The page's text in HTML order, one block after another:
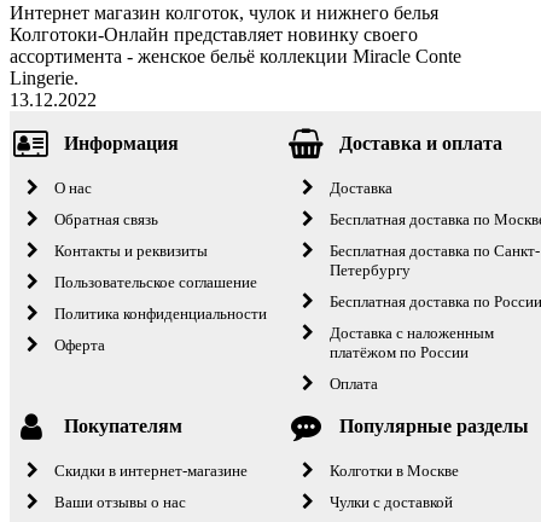
Интернет магазин колготок, чулок и нижнего белья
Колготоки-Онлайн представляет новинку своего
ассортимента - женское бельё коллекции Miracle Conte
Lingerie.
13.12.2022
Информация
О нас
Обратная связь
Контакты и реквизиты
Пользовательское соглашение
Политика конфиденциальности
Оферта
Доставка и оплата
Доставка
Бесплатная доставка по
Бесплатная доставка по Санкт-
Петербургу
Бесплатная доставка по
Доставка с наложенным
платёжом по России
Оплата
Покупателям
Скидки в интернет-магазине
Ваши отзывы о нас
Популярные разделы
Колготки в Москве
Чулки с доставкой